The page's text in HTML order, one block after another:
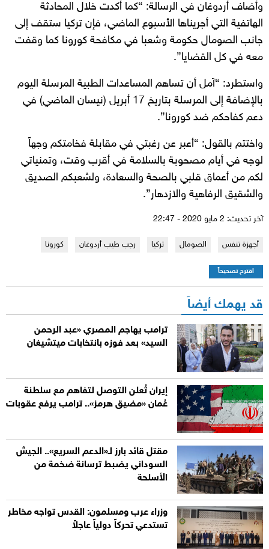
وأضاف أردوغان في الرسالة: “كما أكدت خلال المحادثة
الهاتفية التي أجريناها الأسبوع الماضي، فإن تركيا ستقف إلى
جانب الصومال حكومة وشعبا في مكافحة كورونا كما وقفت
معه في كل القضايا”.
واستطرد: “آمل أن تساهم المساعدات الطبية المرسلة اليوم
بالإضافة إلى المرسلة بتاريخ 17 أبريل (نيسان الماضي) في
دعم كفاحكم ضد كورونا”.
واختتم بالقول: “أعبر عن رغبتي في مقابلة فخامتكم وجهاً
لوجه في أيام مصحوبة بالسلامة في أقرب وقت، وتمنياتي
لكم من أعماق قلبي بالصحة والسعادة، ولشعبكم الصديق
والشقيق الرفاهية والازدهار”.
آخر تحديث: 2 مايو 2020 - 22:47
أجهزة تنفس الصومال تركيا رجب طيب أردوغان كورونا
اقترح تصحيحاً
قد يهمك أيضاً
ترامب يهاجم المصري «عبد الرحمن
السيد» بعد فوزه بانتخابات ميتشيغان
إيران تُعلن التوصل لتفاهم مع سلطنة
عُمان «مضيق هرمز».. ترامب يرفع عقوبات
مقتل قائد بارز لـ«الدعم السريع».. الجيش
السوداني يضبط ترسانة ضخمة من
الأسلحة
وزراء عرب ومسلمون: القدس تواجه مخاطر
تستدعي تحركاً دولياً عاجلاً